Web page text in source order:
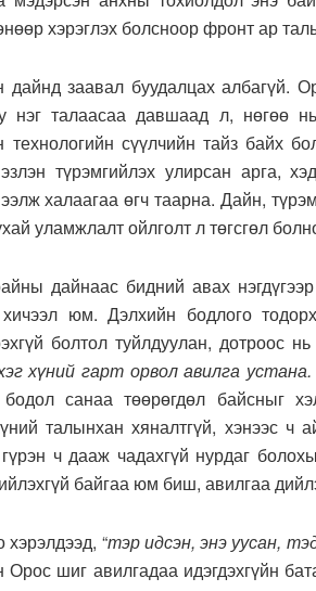
хэрэглэх болсноор фронт ар
заавал буудалцах албагүй.
талаасаа давшаад л, нөгөө нь
технологийн сүүлчийн тайз байх
түрэмгийлэх улирсан арга,
халаагаа өгч таарна. Дайн,
уламжлалт ойлголт л төгсгөл
дайнаас бидний авах
хичээл юм. Дэлхийн бодлого
болтол туйлдуулан, дотроос
хүний гарт орвол авилга
бодол санаа төөрөгдөл байсныг
талынхан хяналтгүй, хэнээс
ч дааж чадахгүй нурдаг
байгаа юм биш, авилгаа
“тэр идсэн, энэ уусан,
шиг авилгадаа идэгдэхгүйн